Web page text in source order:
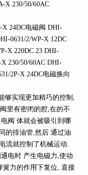
X 230/50/60AC
X 24DC电磁阀 DHI-
0631/2/WP-X 12DC
X 220DC 23 DHI-
230/50/60AC DHI-
2P-X 24DC电磁换向
够实现更加精巧的控制,
里有密闭的腔,在的不
阀 体就会被吸引到哪
的排油管,然后 通过油
流就控制了机械运动.
电时 产生电磁力,使动
簧力的作用下复位, 直接